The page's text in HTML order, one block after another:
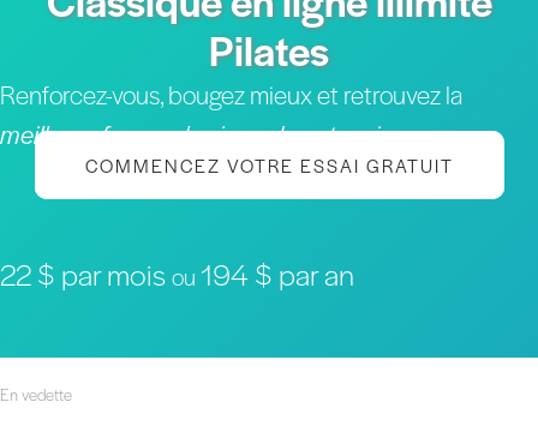
Pilates
Renforcez-vous, bougez mieux et retrouvez la
meilleure forme physique de votre vie
COMMENCEZ VOTRE ESSAI GRATUIT
22 $ par moisou 194 $ par an
En vedette